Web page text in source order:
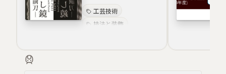
室町の備前刀
―」
工芸技術
技法と装飾